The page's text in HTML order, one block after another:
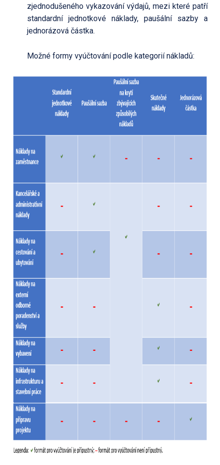
zjednodušeného vykazování výdajů, mezi které patří
standardní jednotkové náklady, paušální sazby a
jednorázová částka.
Možné formy vyúčtování podle kategorií nákladů: